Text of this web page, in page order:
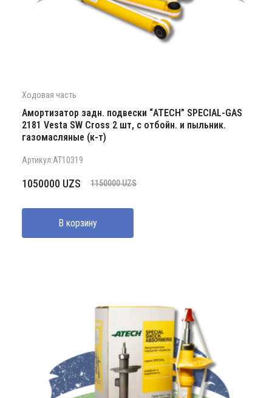
Ходовая часть
Амортизатор задн. подвески “ATECH” SPECIAL-GAS
2181 Vesta SW Cross 2 шт, с отбойн. и пыльник.
газомасляные (к-т)
Артикул:AT10319
1150000UZS
Первоначальная
составляла
1150000 UZS.
1050000 UZS
Текущая
1050000 UZS.
В корзину